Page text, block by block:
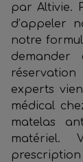
par Altivie.
d’appeler
notre
demander
experts
médical
matelas
matériel.